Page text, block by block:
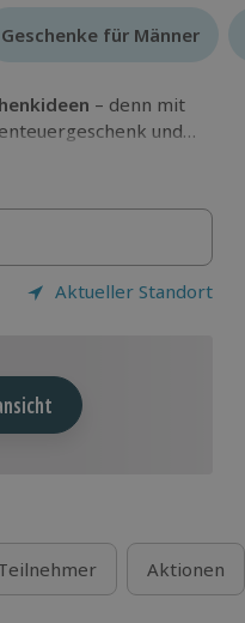
Geschenke für Männer
Geschenke für Männer
– denn mit
und
kannst du
Aktueller Standort
Aktionen